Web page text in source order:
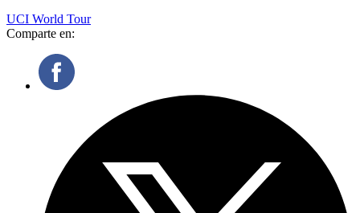
UCI World Tour
Comparte en: